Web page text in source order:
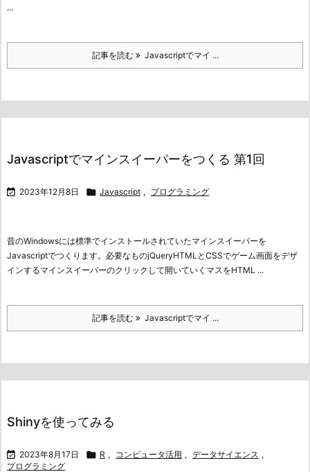
...
記事を読む Javascriptでマイ ...
Javascriptでマインスイーパーをつくる 第1回
 2023年12月8日  Javascript , プログラミング
昔のWindowsには標準でインストールされていたマインスイーパーを
Javascriptでつくります。 必要なものjQueryHTMLとCSSでゲーム画面をデザ
インするマインスイーパーのクリックして開いていくマスをHTML ...
記事を読む Javascriptでマイ ...
Shinyを使ってみる
 2023年8月17日  R , コンピュータ活用 , データサイエンス ,
プログラミング